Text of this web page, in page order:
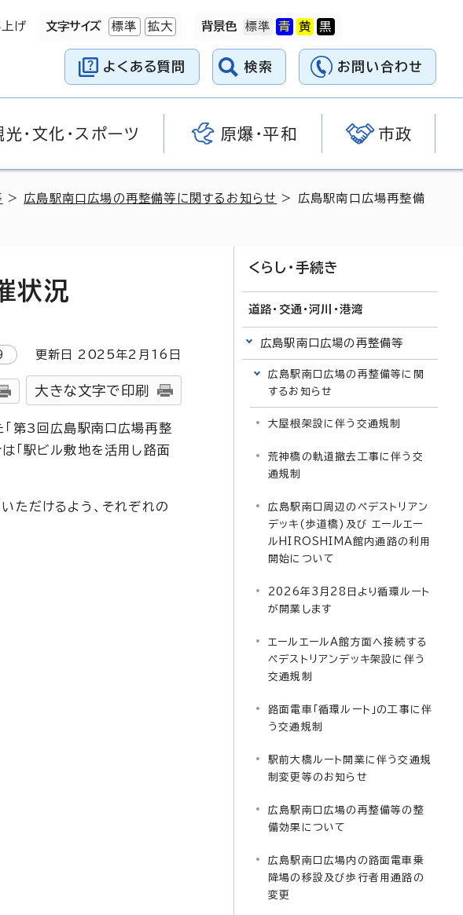
げ 文字サイズ 標準 拡大 背景色
よくある質問 検索 お問い合わせ
光・文化・スポーツ 原爆・平和 市政
> 広島駅南口広場の再整備等に関するお知らせ > 広島駅南口広場再整備
状況
更新日 2025年2月 16 日
大きな文字で印刷
第3回広島駅南口広場再整
「駅ビル敷地を活用し路面
ただけるよう、それぞれの
くらし・手続き
道路・交通・河川・港湾
広島駅南口広場の再整備等
広島駅南口広場の再整備等に関
するお知らせ
大屋根架設に伴う交通規制
荒神橋の軌道撤去工事に伴う交
通規制
広島駅南口周辺のペデストリアン
デッキ(歩道橋)及び エールエー
ルHIROSHIMA館内通路の利用
開始について
2026年3月28日より循環ルート
が開業します
エールエールA館方面へ接続する
ペデストリアンデッキ架設に伴う
交通規制
路面電車「循環ルート」の工事に伴
う交通規制
駅前大橋ルート開業に伴う交通規
制変更等のお知らせ
広島駅南口広場の再整備等の整
備効果について
広島駅南口広場内の路面電車乗
降場の移設及び歩行者用通路の
変更